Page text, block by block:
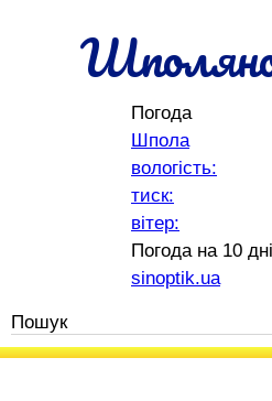
Погода
Шпола
вологість:
тиск:
вітер:
Погода на 10
sinoptik.ua